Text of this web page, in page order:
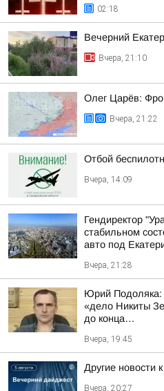
02:18
Вечерний
Вчера, 21:10
Олег Царёв:
Вчера, 21:22
Отбой
Вчера, 14:09
Гендиректор
стабильном
авто под
Вчера, 21:28
Юрий Подоляка:
«дело Никиты
до конца…
Вчера, 19:45
Другие новости
Вчера, 20:27